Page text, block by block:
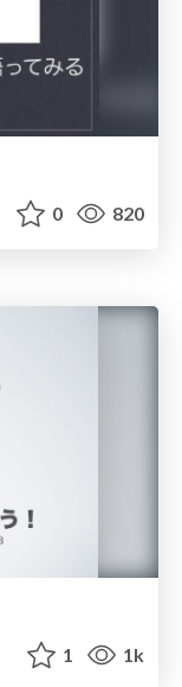
0 820
1 1k